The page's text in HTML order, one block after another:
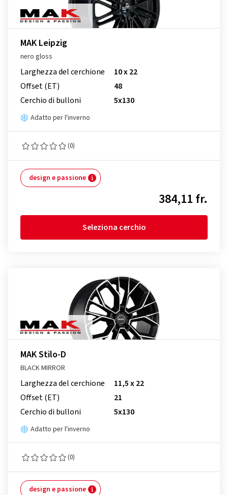
MAK Leipzig
nero gloss
Larghezza del cerchione
10 x 22
Offset (ET)
48
Cerchio di bulloni
5x130
Adatto per l'inverno
(0)
design e passione
384,11 fr.
Seleziona cerchio
MAK Stilo-D
BLACK MIRROR
Larghezza del cerchione
11,5 x 22
Offset (ET)
21
Cerchio di bulloni
5x130
Adatto per l'inverno
(0)
design e passione